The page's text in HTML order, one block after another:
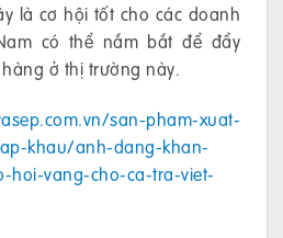
là cơ hội tốt cho các doanh
có thể nắm bắt để đẩy
ở thị trường này.
san-pham-xuat-
khau/anh-dang-khan-
hoi-vang-cho-ca-tra-viet-